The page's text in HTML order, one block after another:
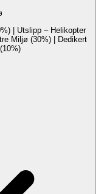
| Utslipp – Helikopter
Miljø (30%) | Dedikert